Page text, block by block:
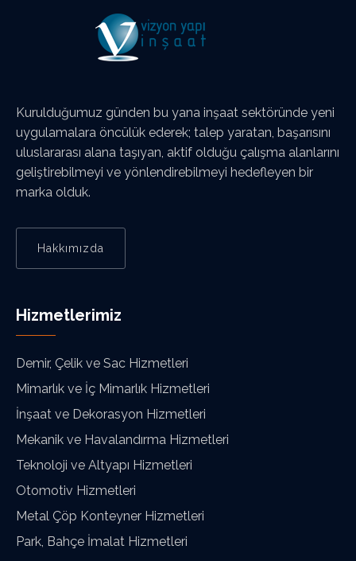
Kurulduğumuz günden bu yana inşaat sektöründe yeni
uygulamalara öncülük ederek; talep yaratan, başarısını
uluslararası alana taşıyan, aktif olduğu çalışma alanlarını
geliştirebilmeyi ve yönlendirebilmeyi hedefleyen bir
marka olduk.
Hakkımızda
Hizmetlerimiz
Demir, Çelik ve Sac Hizmetleri
Mimarlık ve İç Mimarlık Hizmetleri
İnşaat ve Dekorasyon Hizmetleri
Mekanik ve Havalandırma Hizmetleri
Teknoloji ve Altyapı Hizmetleri
Otomotiv Hizmetleri
Metal Çöp Konteyner Hizmetleri
Park, Bahçe İmalat Hizmetleri